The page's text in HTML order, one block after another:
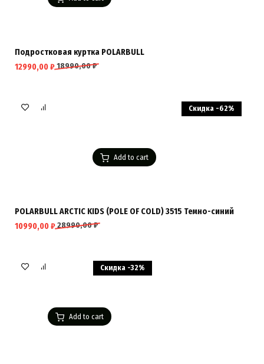
Подростковая куртка POLARBULL
18990,00₽
12990,00₽
Add to cart
Скидка -62%
POLARBULL ARCTIC KIDS (POLE OF COLD) 3515 Темно-синий
28990,00₽
10990,00₽
Add to cart
Скидка -32%